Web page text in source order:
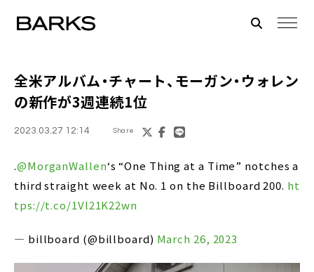
全米アルバム・チャート、モーガン・ウォレン
の新作が3週連続1位
2023.03.27 12:14 Share
.@MorganWallen‘s “One Thing at a Time” notches a
third straight week at No. 1 on the Billboard 200. ht
tps://t.co/1Vl21K22wn
— billboard (@billboard) March 26, 2023